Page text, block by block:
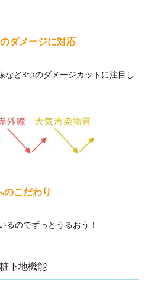
ダメージに対応
など3つのダメージカットに注目し
のこだわり
るのでずっとうるおう！
下地機能